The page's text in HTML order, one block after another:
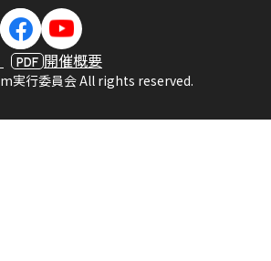
PDF 開催概要
実行委員会 All rights reserved.